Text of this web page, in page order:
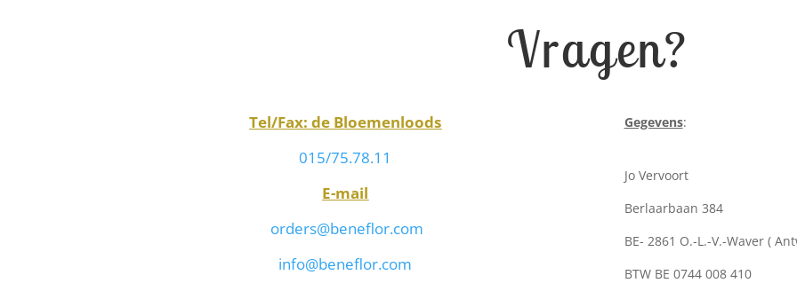
Vragen?
Tel/Fax: de Bloemenloods
015/75.78.11
E-mail
orders@beneflor.com
info@beneflor.com
Gegevens:
Jo Vervoort
Berlaarbaan 384
BE- 2861 O.-L.-V.-Waver (
BTW BE 0744 008 410